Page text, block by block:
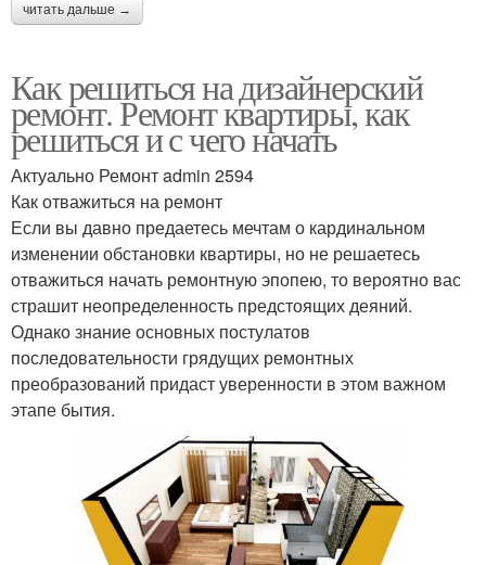
читать дальше →
Как решиться на дизайнерский
ремонт. Ремонт квартиры, как
решиться и с чего начать
Актуально Ремонт admin 2594
Как отважиться на ремонт
Если вы давно предаетесь мечтам о кардинальном
изменении обстановки квартиры, но не решаетесь
отважиться начать ремонтную эпопею, то вероятно вас
страшит неопределенность предстоящих деяний.
Однако знание основных постулатов
последовательности грядущих ремонтных
преобразований придаст уверенности в этом важном
этапе бытия.